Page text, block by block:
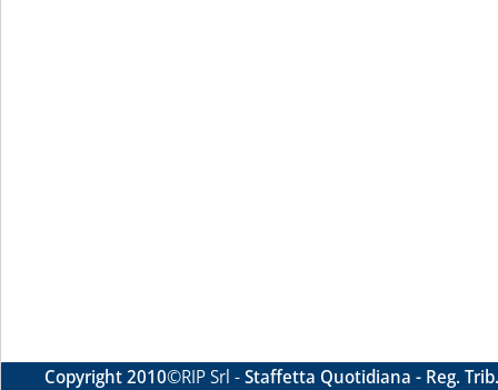
Copyright 2010©RIP Srl -Staffetta Quotidiana - Reg.